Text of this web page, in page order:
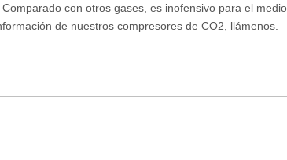
con otros gases, es inofensivo para el
de nuestros compresores de CO2, llámenos.